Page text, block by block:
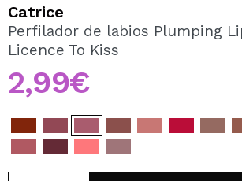
Al crear una cuenta en Maquillalia.com
tus compras rápidamente, revisar el
CREAR CUENTA
Catrice
Perfilador de labios Plumping
Licence To Kiss
2,99€